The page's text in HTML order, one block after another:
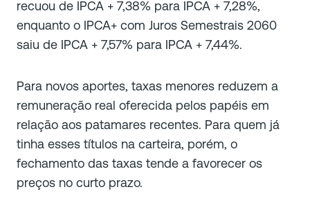
recuou de IPCA + 7,38% para IPCA + 7,28%,
enquanto o IPCA+ com Juros Semestrais 2060
saiu de IPCA + 7,57% para IPCA + 7,44%.
Para novos aportes, taxas menores reduzem a
remuneração real oferecida pelos papéis em
relação aos patamares recentes. Para quem já
tinha esses títulos na carteira, porém, o
fechamento das taxas tende a favorecer os
preços no curto prazo.